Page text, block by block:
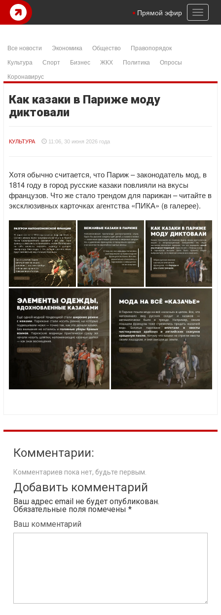
Toggle
Прямой эфир
Все новости Экономика Общество
Правопорядок
Культура
Спорт Бизнес ЖКХ Политика
Опросы
Коронавирус
Как казаки в Париже моду
диктовали
КУЛЬТУРА 11:06, 30 июня 2026 года
Хотя обычно считается, что Париж – законодатель мод, в
1814 году в город русские казаки повлияли на вкусы
французов. Что же стало трендом для парижан – читайте в
эксклюзивных карточках агентства «ПИКА» (в галерее).
Комментарии:
Комментариев пока нет, будьте первым.
Добавить комментарий
Ваш адрес email не будет опубликован.
Обязательные поля помечены *
Ваш комментарий